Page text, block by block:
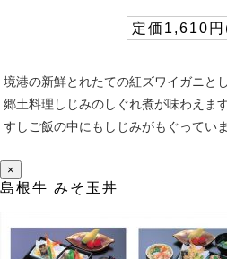
定価1,610
境港の新鮮とれたての紅ズワイガニと
郷土料理しじみのしぐれ煮が味わえます
すしご飯の中にもしじみがもぐっていま
×
島根牛 みそ玉丼